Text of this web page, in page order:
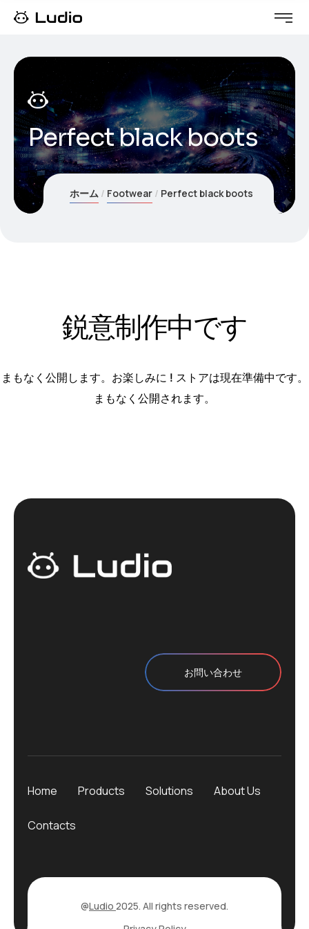
Perfect black boots
ホーム Footwear Perfect black boots
鋭意制作中です
まもなく公開します。お楽しみに ! ストアは現在準備中です。
まもなく公開されます。
お問い合わせ
Home Products Solutions About Us
Contacts
@Ludio 2025. All rights reserved.